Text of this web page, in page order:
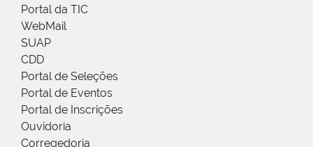
Portal da TIC
WebMail
SUAP
CDD
Portal de Seleções
Portal de Eventos
Portal de Inscrições
Ouvidoria
Corregedoria